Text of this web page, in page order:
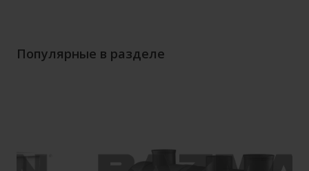
Популярные в разделе